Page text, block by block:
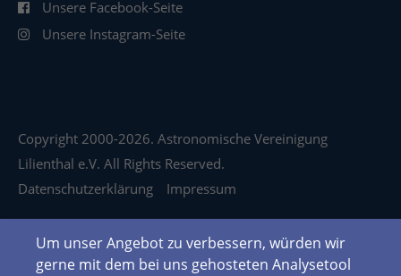
Unsere Facebook-Seite
Unsere Instagram-Seite
Copyright 2000-2026. Astronomische Vereinigung
Lilienthal e.V. All Rights Reserved.
Datenschutzerklärung
Impressum
Um unser Angebot zu verbessern, würden wir
gerne mit dem bei uns gehosteten Analysetool